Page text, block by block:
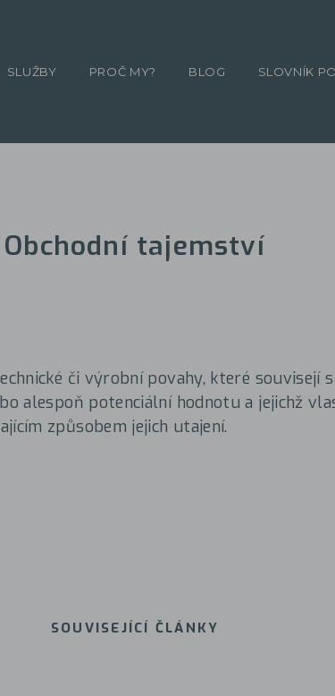
Obchodní tajemství
či výrobní povahy, které souvisejí
alespoň potenciální hodnotu a jejichž
způsobem jejich utajení.
SOUVISEJÍCÍ ČLÁNKY
SLUŽBY PROČ MY? BLOG SLOVNÍK